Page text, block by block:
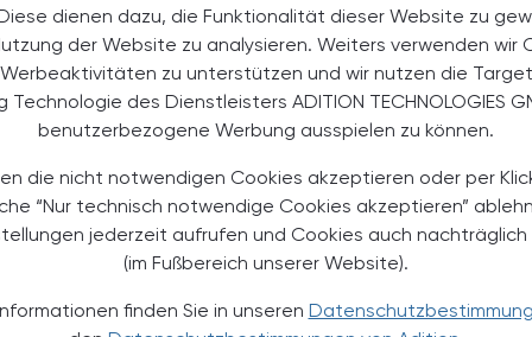
dienen dazu, die Funktionalität dieser Website zu
der Website zu analysieren. Weiters verwenden wir
zu unterstützen und wir nutzen die
Technologie des Dienstleisters ADITION TECHNOLOGIES
benutzerbezogene Werbung ausspielen zu können.
die nicht notwendigen Cookies akzeptieren oder per
“Nur technisch notwendige Cookies akzeptieren”
jederzeit aufrufen und Cookies auch
(im Fußbereich unserer Website).
finden Sie in unseren
25.03.2025, 9.00 bis 16.00 Uhr
1. Pharma Testing Days